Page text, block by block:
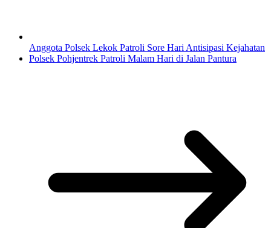
Anggota Polsek Lekok Patroli Sore Hari Antisipasi Kejahatan
Polsek Pohjentrek Patroli Malam Hari di Jalan Pantura